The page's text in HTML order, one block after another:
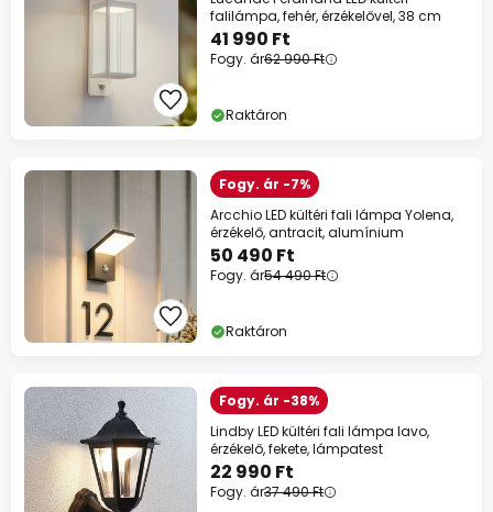
falilámpa, fehér, érzékelővel, 38 cm
41 990 Ft
Fogy. ár62 990 Ft
Raktáron
Fogy. ár -7%
Arcchio LED kültéri fali lámpa Yolena,
érzékelő, antracit, alumínium
50 490 Ft
Fogy. ár54 490 Ft
Raktáron
Fogy. ár -38%
Lindby LED kültéri fali lámpa Iavo,
érzékelő, fekete, lámpatest
22 990 Ft
Fogy. ár37 490 Ft